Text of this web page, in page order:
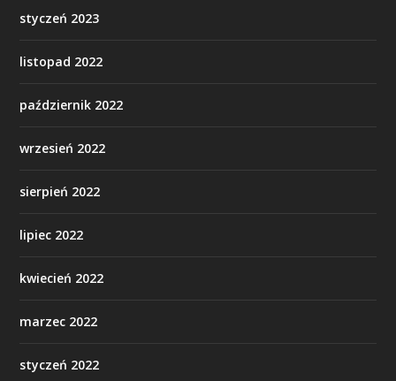
styczeń 2023
listopad 2022
październik 2022
wrzesień 2022
sierpień 2022
lipiec 2022
kwiecień 2022
marzec 2022
styczeń 2022